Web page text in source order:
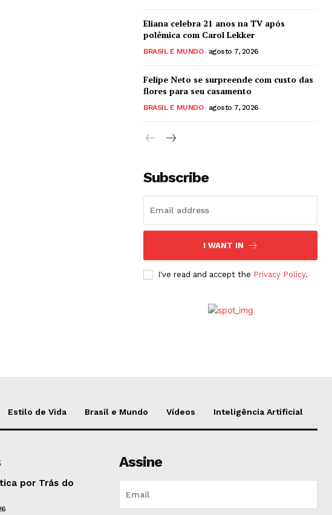
Eliana celebra 21 anos na TV após
polêmica com Carol Lekker
BRASIL E MUNDO agosto 7, 2026
Felipe Neto se surpreende com custo das
flores para seu casamento
BRASIL E MUNDO agosto 7, 2026
Subscribe
I WANT IN
I've read and accept the Privacy Policy.
Estilo de Vida Brasil e Mundo Vídeos Inteligência Artificial
por Trás do
Assine